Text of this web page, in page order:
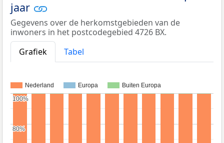
jaar
Gegevens over de herkomstgebieden van de
inwoners in het postcodegebied 4726 BX.
Grafiek
Tabel
Nederland Europa Buiten Europa
80%
80%
100%
100%